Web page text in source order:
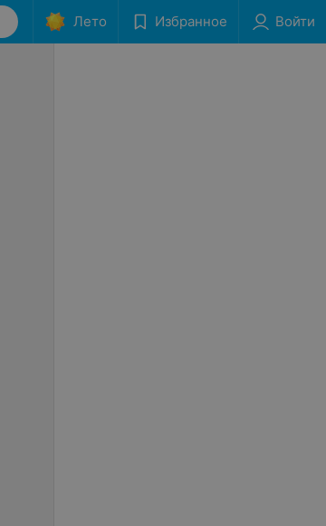
Лето Избранное Войти